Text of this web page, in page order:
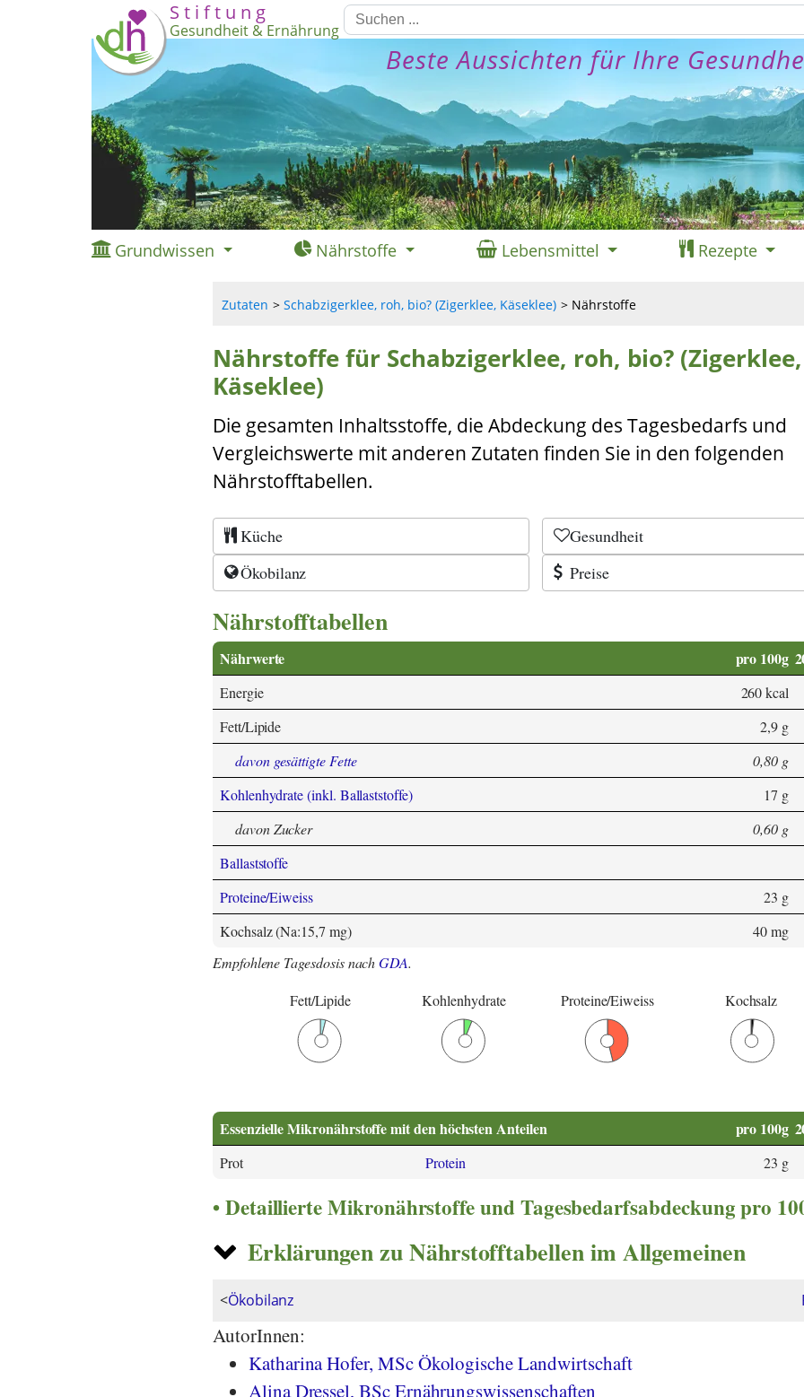
S t i f t u n g
Gesundheit & Ernährung
Beste Aussichten für Ihre
Grundwissen Nährstoffe Lebensmittel Rezepte
Zutaten Schabzigerklee, roh, bio? (Zigerklee, Käseklee) Nährstoffe
Nährstoffe für Schabzigerklee, roh, bio? (Zigerklee,
Käseklee)
Die gesamten Inhaltsstoffe, die Abdeckung des Tagesbedarfs und
Vergleichswerte mit anderen Zutaten finden Sie in den folgenden
Nährstofftabellen.
Küche
Gesundheit
Ökobilanz
Preise
Nährstofftabellen
Nährwerte pro 100g
Energie
260 kcal
Fett/Lipide
2,9 g
davon gesättigte Fette
0,80 g
Kohlenhydrate (inkl. Ballaststoffe)
17 g
davon Zucker
0,60 g
Ballaststoffe
Proteine/Eiweiss
23 g
Kochsalz (Na:15,7 mg)
40 mg
Empfohlene Tagesdosis nachGDA.
Fett/Lipide
Kohlenhydrate Proteine/Eiweiss Kochsalz
Essenzielle Mikronährstoffe mit den höchsten Anteilen pro 100g
Prot Protein 23 g
Detaillierte Mikronährstoffe und Tagesbedarfsabdeckung pro
Erklärungen zu Nährstofftabellen im Allgemeinen
<Ökobilanz
AutorInnen:
Katharina Hofer, MSc Ökologische Landwirtschaft
Alina Dressel, BSc Ernährungswissenschaften